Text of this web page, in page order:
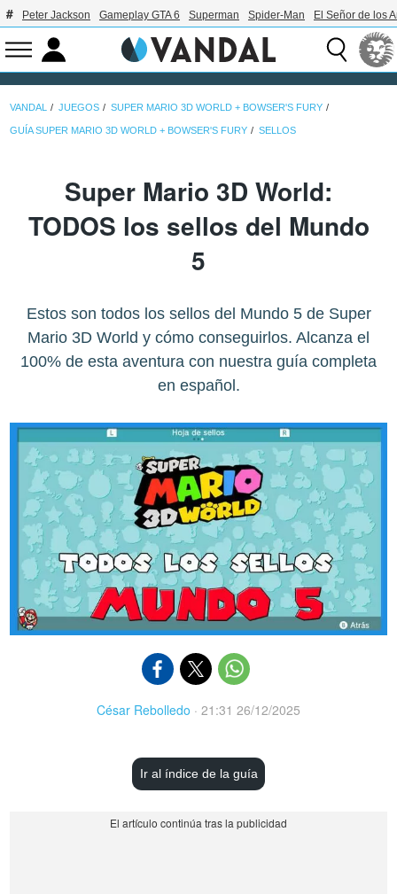
Peter Jackson Gameplay GTA 6 Superman Spider-Man El Señor de los
VANDAL JUEGOS SUPER MARIO 3D WORLD + BOWSER'S FURY
GUÍA SUPER MARIO 3D WORLD + BOWSER'S FURY SELLOS
Super Mario 3D World:
TODOS los sellos del Mundo
5
Estos son todos los sellos del Mundo 5 de Super
Mario 3D World y cómo conseguirlos. Alcanza el
100% de esta aventura con nuestra guía completa
en español.
César Rebolledo · 21:31 26/12/2025
Ir al índice de la guía